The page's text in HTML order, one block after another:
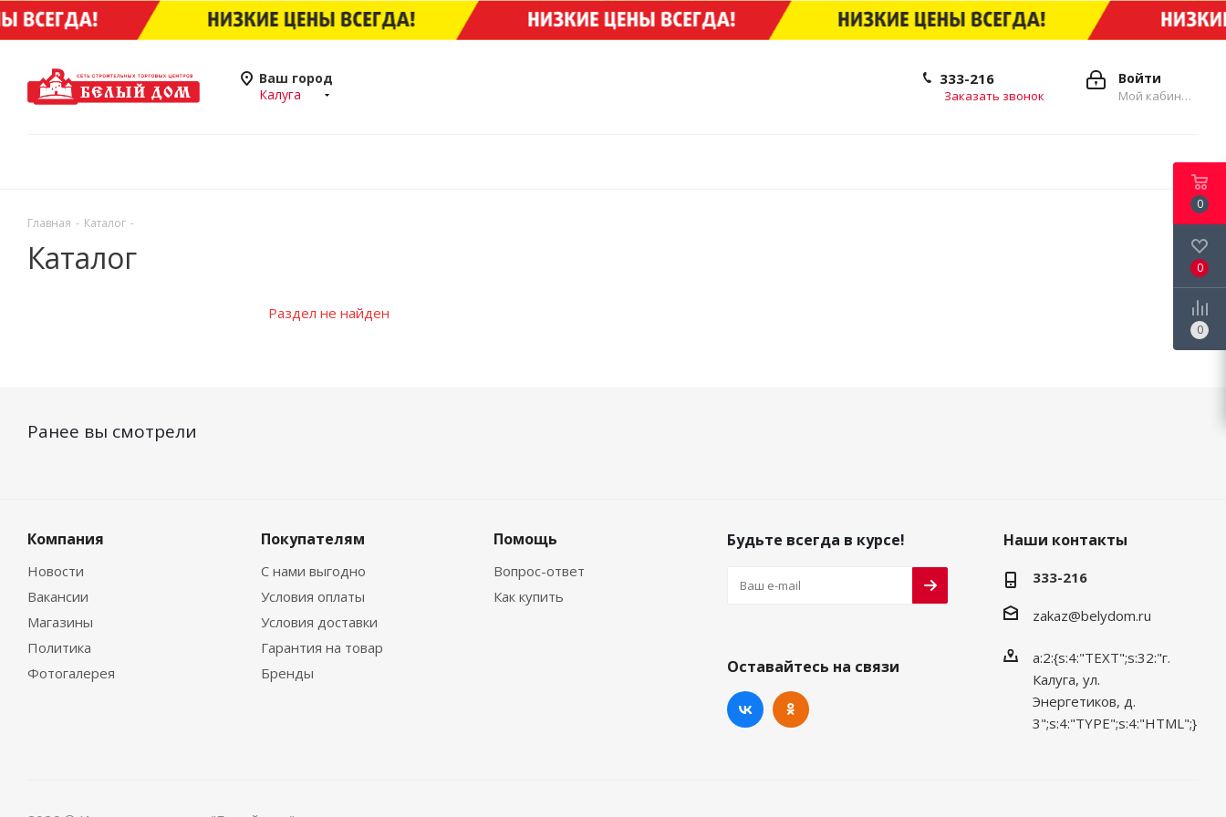
Ваш город
Калуга
Войти
Мой кабинет
333-216
Заказать звонок
Главная - Каталог -
Каталог
Раздел не найден
Ранее вы смотрели
Компания
Новости
Вакансии
Магазины
Политика
Фотогалерея
Покупателям
С нами выгодно
Условия оплаты
Условия доставки
Гарантия на товар
Бренды
Помощь
Вопрос-ответ
Как купить
Будьте всегда в курсе!
Оставайтесь на связи
Наши контакты
333-216
zakaz@belydom.ru
a:2:{s:4:"TEXT";s:32:"г.
Калуга, ул.
Энергетиков, д.
3";s:4:"TYPE";s:4:"HTML";}
0
0
0